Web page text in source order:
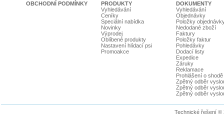
OBCHODNÍ PODMÍNKY
PRODUKTY
Vyhledávání
Ceníky
Speciální nabídka
Novinky
Výprodej
Oblíbené produkty
Nastavení hlídací psi
Promoakce
DOKUMENTY
Vyhledávání
Objednávky
Položky
Nedodané zboží
Faktury
Položky faktur
Pohledávky
Dodací listy
Expedice
Záruky
Reklamace
Prohlášení o shodě
Zpětný odběr
Zpětný odběr
Zpětný odběr
Technické řešení ©